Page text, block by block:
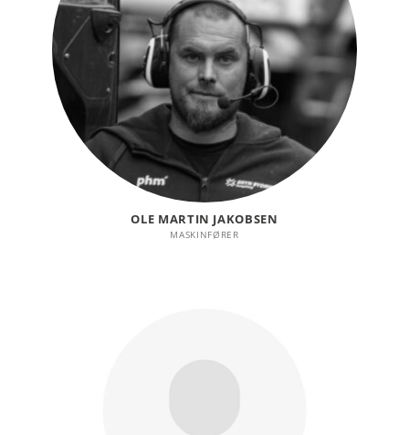
OLE MARTIN JAKOBSEN
MASKINFØRER